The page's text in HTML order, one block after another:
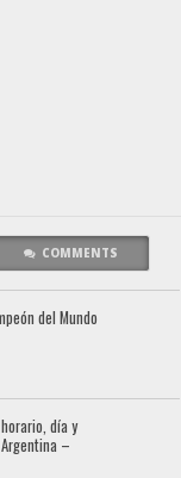
COMMENTS
del Mundo
día y
–